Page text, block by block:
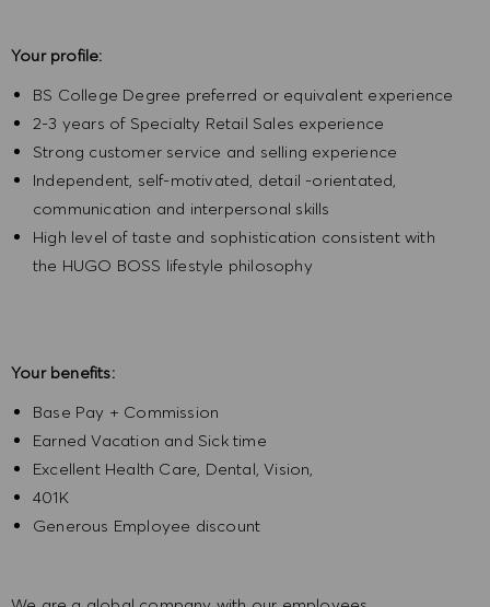
Your profile:
BS College Degree preferred or equivalent experience
2-3 years of Specialty Retail Sales experience
Strong customer service and selling experience
Independent, self-motivated, detail -orientated,
communication and interpersonal skills
High level of taste and sophistication consistent with
the HUGO BOSS lifestyle philosophy
Your benefits:
Base Pay + Commission
Earned Vacation and Sick time
Excellent Health Care, Dental, Vision,
401K
Generous Employee discount